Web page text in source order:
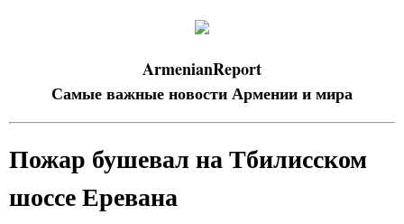
ArmenianReport
Самые важные новости Армении и мира
Пожар бушевал на Тбилисском
шоссе Еревана